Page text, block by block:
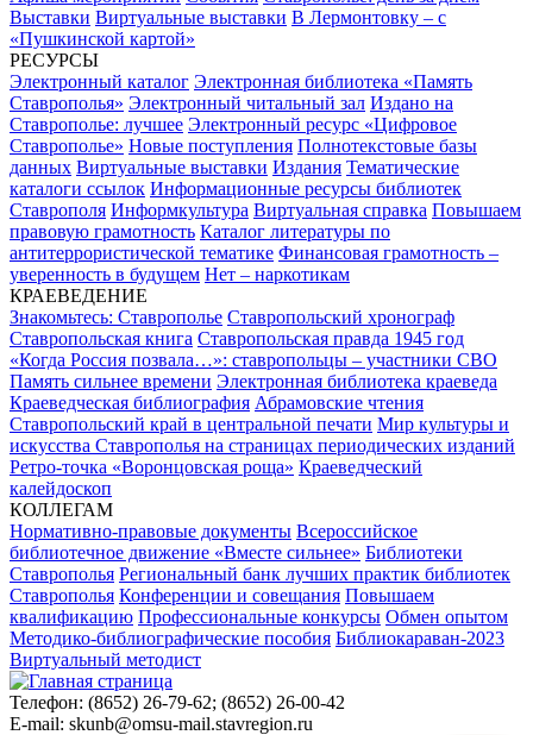
Выставки Виртуальные выставки В Лермонтовку – с
«Пушкинской картой»
РЕСУРСЫ
Электронный каталог Электронная библиотека «Память
Ставрополья» Электронный читальный зал Издано на
Ставрополье: лучшее Электронный ресурс «Цифровое
Ставрополье» Новые поступления Полнотекстовые базы
данных Виртуальные выставки Издания Тематические
каталоги ссылок Информационные ресурсы библиотек
Ставрополя Информкультура Виртуальная справка Повышаем
правовую грамотность Каталог литературы по
антитеррористической тематике Финансовая грамотность –
уверенность в будущем Нет – наркотикам
КРАЕВЕДЕНИЕ
Знакомьтесь: Ставрополье Ставропольский хронограф
Ставропольская книга Ставропольская правда 1945 год
«Когда Россия позвала…»: ставропольцы – участники СВО
Память сильнее времени Электронная библиотека краеведа
Краеведческая библиография Абрамовские чтения
Ставропольский край в центральной печати Мир культуры и
искусства Ставрополья на страницах периодических изданий
Ретро-точка «Воронцовская роща» Краеведческий
калейдоскоп
КОЛЛЕГАМ
Нормативно-правовые документы Всероссийское
библиотечное движение «Вместе сильнее» Библиотеки
Ставрополья Региональный банк лучших практик библиотек
Ставрополья Конференции и совещания Повышаем
квалификацию Профессиональные конкурсы Обмен опытом
Методико-библиографические пособия Библиокараван-2023
Виртуальный методист
Телефон: (8652) 26-79-62; (8652) 26-00-42
E-mail: skunb@omsu-mail.stavregion.ru